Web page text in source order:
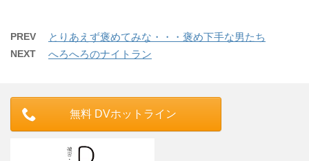
PREV とりあえず褒めてみな・・・褒め下手な男たち
NEXT へろへろのナイトラン
無料 DVホットライン